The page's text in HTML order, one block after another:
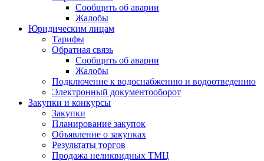
Сообщить об аварии
Жалобы
Юридическим лицам
Тарифы
Обратная связь
Сообщить об аварии
Жалобы
Подключение к водоснабжению и водоотведению
Электронный документооборот
Закупки и конкурсы
Закупки
Планирование закупок
Объявление о закупках
Результаты торгов
Продажа неликвидных ТМЦ